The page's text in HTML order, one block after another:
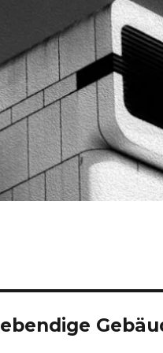
lebendige